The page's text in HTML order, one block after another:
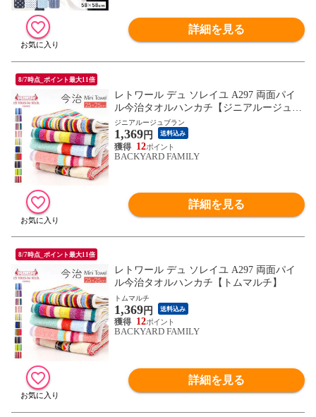
詳細を見る
8/7時点_ポイント最大11倍
レトワール デュ ソレイユ A297 両面パイ
ル今治タオルハンカチ【ジニアルージュブ
ラン】
ジニアルージュブラン
1,369円 送料込み
12
BACKYARD FAMILY
詳細を見る
8/7時点_ポイント最大11倍
レトワール デュ ソレイユ A297 両面パイ
ル今治タオルハンカチ【トムマルチ】
トムマルチ
1,369円 送料込み
12
BACKYARD FAMILY
詳細を見る